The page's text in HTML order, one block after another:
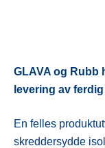
GLAVA og Rubb
levering av
En felles
skreddersydde